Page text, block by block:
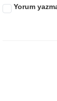
Yorum